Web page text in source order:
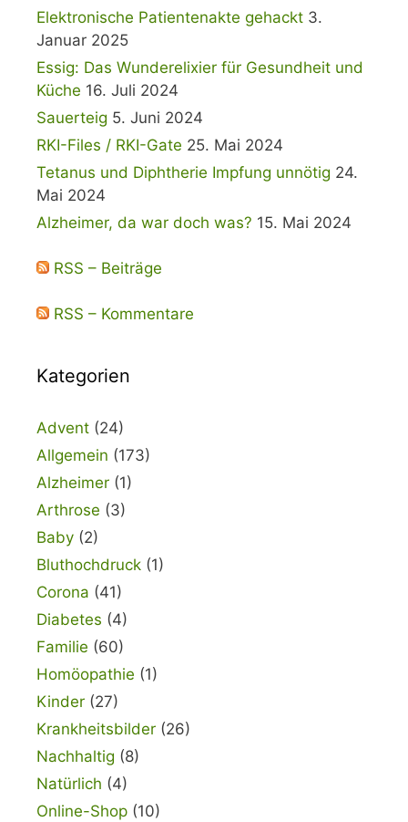
Elektronische Patientenakte gehackt 3.
Januar 2025
Essig: Das Wunderelixier für Gesundheit und
Küche 16. Juli 2024
Sauerteig 5. Juni 2024
RKI-Files / RKI-Gate 25. Mai 2024
Tetanus und Diphtherie Impfung unnötig 24.
Mai 2024
Alzheimer, da war doch was? 15. Mai 2024
RSS – Beiträge
RSS – Kommentare
Kategorien
Advent (24)
Allgemein (173)
Alzheimer (1)
Arthrose (3)
Baby (2)
Bluthochdruck (1)
Corona (41)
Diabetes (4)
Familie (60)
Homöopathie (1)
Kinder (27)
Krankheitsbilder (26)
Nachhaltig (8)
Natürlich (4)
Online-Shop (10)